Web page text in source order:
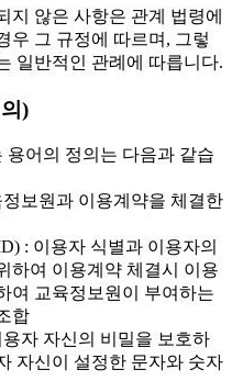
지 않은 사항은 관계 법령에
우 그 규정에 따르며, 그렇
일반적인 관례에 따릅니다.
)
용어의 정의는 다음과 같습
보원과 이용계약을 체결한
: 이용자 식별과 이용자의
하여 이용계약 체결시 이용
여 교육정보원이 부여하는
합
자 자신의 비밀을 보호하
자신이 설정한 문자와 숫자